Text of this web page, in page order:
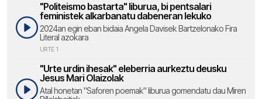
"Politeismo bastarta" liburua, bi pentsalari
feministek alkarbanatu dabeneran lekuko
2024an egin eban bidaia Angela Davisek Bartzelonako Fira
Literal azokara
URTE 1
"Urte urdin ihesak" eleberria aurkeztu deusku
Jesus Mari Olaizolak
Atal honetan "Saforen poemak" liburua gomendatu dau Miren